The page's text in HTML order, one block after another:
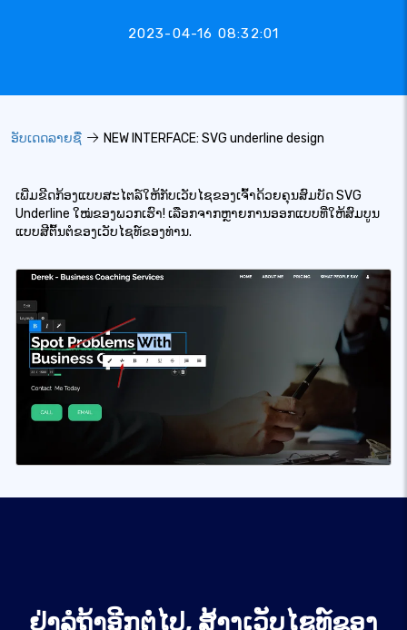
2023-04-16 08:32:01
ອັບເດດລາຍຊື່ NEW INTERFACE: SVG underline design
ເພີ່ມຂີດກ້ອງແບບສະໄຕລ໌ໃຫ້ກັບເວັບໄຊຂອງເຈົ້າດ້ວຍຄຸນສົມບັດ SVG
Underline ໃໝ່ຂອງພວກເຮົາ! ເລືອກຈາກຫຼາຍການອອກແບບທີ່ໃຫ້ສົມບູນ
ແບບສີຕົ້ນຕໍຂອງເວັບໄຊທ໌ຂອງທ່ານ.
ຢ່າລໍຖ້າອີກຕໍ່ໄປ, ສ້າງເວັບໄຊທ໌ຂອງ